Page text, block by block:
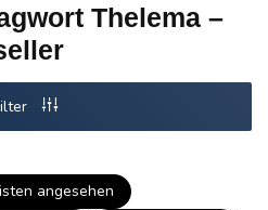
Thelema –
angesehen